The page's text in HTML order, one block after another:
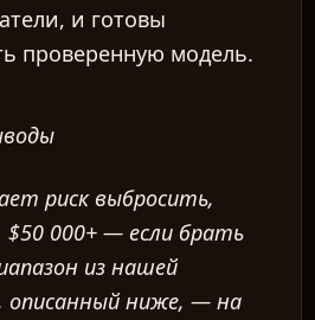
и готовы
проверенную модель.
риск выбросить,
$50 000+ — если брать
из нашей
описанный ниже, — на